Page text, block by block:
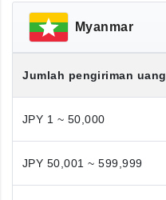
Myanmar
Jumlah pengiriman uang
JPY 1 ~ 50,000
JPY 50,001 ~ 599,999